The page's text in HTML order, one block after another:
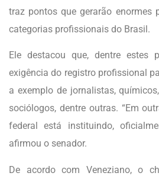
traz pontos que gerarão enormes
categorias profissionais do Brasil.
Ele destacou que, dentre
exigência do registro profissional
a exemplo de jornalistas,
sociólogos, dentre outras. “Em
federal está instituindo,
afirmou o senador.
De acordo com Veneziano, o